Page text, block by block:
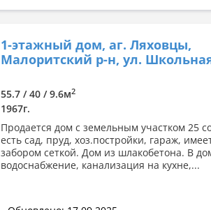
1-этажный дом, аг. Ляховцы,
Малоритский р-н, ул.
55.7 / 40 / 9.6м2
1967г.
Продается дом с земельным участком 25
есть сад, пруд, хоз.постройки, гараж,
забором сеткой. Дом из шлакобетона. В
водоснабжение, канализация на кухне,...